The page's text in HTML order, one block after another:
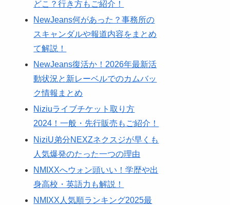
どこ？行き方もご紹介！
NewJeans何があった？事務所の
スキャンダルや報道内容をまとめ
て解説！
NewJeans復活か！2026年最新活
動状況と新レーベルでのカムバッ
ク情報まとめ
Niziuライブチケット取り方
2024！一般・先行販売もご紹介！
NiziU弟分NEXZネクスジが早くも
人気爆発のたった一つの理由
NMIXXへウォン頭いい！学歴や出
身高校・英語力も解説！
NMIXX人気順ランキング2025最